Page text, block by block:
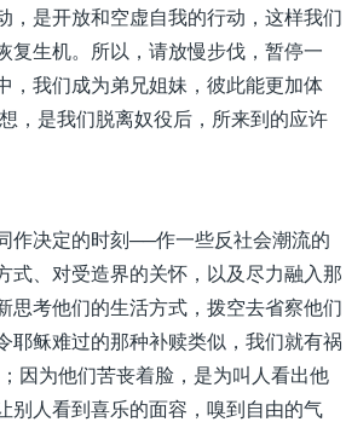
是开放和空虚自我的行动，这样我们
复生机。所以，请放慢步伐，暂停一
，我们成为弟兄姐妹，彼此能更加体
，是我们脱离奴役后，所来到的应许
作决定的时刻──作一些反社会潮流的
式、对受造界的关怀，以及尽力融入那
考他们的生活方式，拨空去省察他们
稣难过的那种补赎类似，我们就有祸
因为他们苦丧着脸，是为叫人看出他
别人看到喜乐的面容，嗅到自由的气